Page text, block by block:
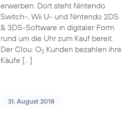
erwerben. Dort steht Nintendo
Switch-, Wii U- und Nintendo 2DS
& 3DS-Software in digitaler Form
rund um die Uhr zum Kauf bereit.
Der Clou: O2Kunden bezahlen ihre
Käufe […]
31. August 2018